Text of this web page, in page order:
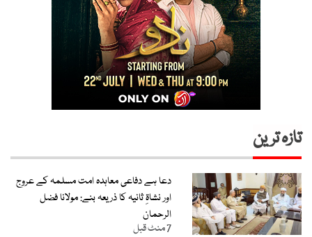
تازہ ترین
دعا ہے دفاعی معاہدہ امت مسلمہ کے عروج
اور نشاۃِ ثانیہ کا ذریعہ بنے: مولانا فضل
الرحمان
7 منٹ قبل